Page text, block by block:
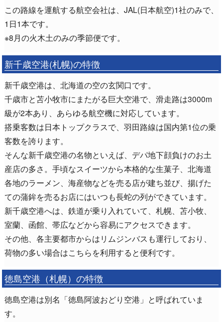
この路線を運航する航空会社は、JAL(日本航空)1社のみで、
1日1本です。
※8月の火木土のみの季節便です。
新千歳空港(札幌)の特徴
新千歳空港は、北海道の空の玄関口です。
千歳市と苫小牧市にまたがる巨大空港で、滑走路は3000m
級が2本あり、あらゆる航空機に対応しています。
搭乗客数は日本トップクラスで、羽田路線は国内第1位の乗
客数を誇ります。
そんな新千歳空港の名物といえば、デパ地下顔負けのお土
産店の多さ。手頃なスイーツから本格的な生菓子、北海道
各地のラーメン、海産物などを売る店が建ち並び、揚げた
ての蒲鉾を売るお店にはいつも長蛇の列ができています。
新千歳空港へは、鉄道が乗り入れていて、札幌、苫小牧、
室蘭、函館、帯広などから容易にアクセスできます。
その他、各主要都市からはリムジンバスも運行しており、
荷物の多い場合はこちらを利用すると便利です。
徳島空港（札幌）の特徴
徳島空港は別名「徳島阿波おどり空港」と呼ばれていま
す。